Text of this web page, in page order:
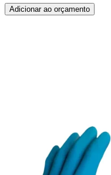
Adicionar ao orçamento